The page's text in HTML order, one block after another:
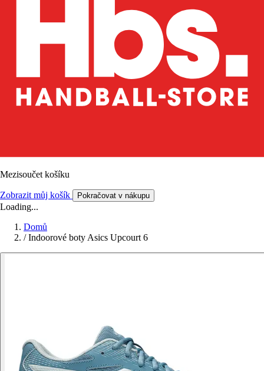
Mezisoučet košíku
Zobrazit můj košík Pokračovat v nákupu
Loading...
Domů
/ Indoorové boty Asics Upcourt 6